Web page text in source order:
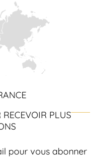
PLUS
pour vous abonner